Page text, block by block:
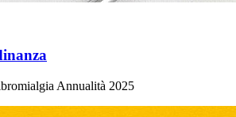
Annualità 2025